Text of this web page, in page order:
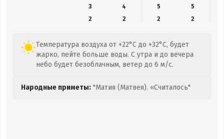
3
4 5
5
2
2 2 2
Температура воздуха от +22°C до +32°C, будет
жарко, пейте больше воды. С утра и до вечера
небо будет безоблачным, ветер до 6 м/с.
Народные приметы: "Матия (Матвея). «Считалось"